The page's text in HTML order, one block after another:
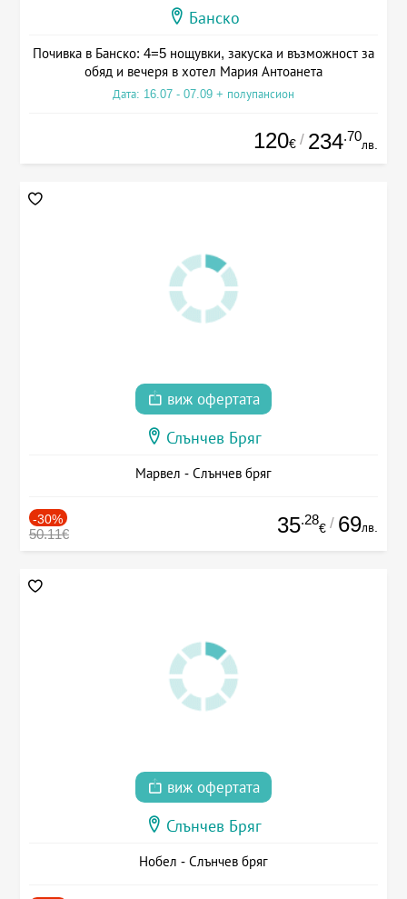
Банско
Почивка в Банско: 4=5 нощувки, закуска и възможност за
обяд и вечеря в хотел Мария Антоанета
Дата: 16.07 - 07.09 + полупансион
120€ / 234.70
лв.
виж офертата
Слънчев Бряг
Марвел - Слънчев бряг
-30%
50.11€ 35.28
€ / 69лв.
виж офертата
Слънчев Бряг
Нобел - Слънчев бряг